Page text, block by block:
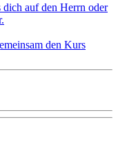
dich auf den Herrn oder
den Kurs